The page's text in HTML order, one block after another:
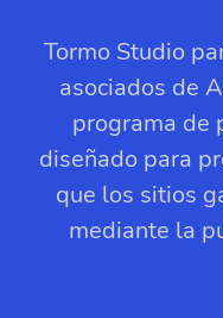
Tormo Studio
asociados de
programa de
diseñado para
que los sitios
mediante la